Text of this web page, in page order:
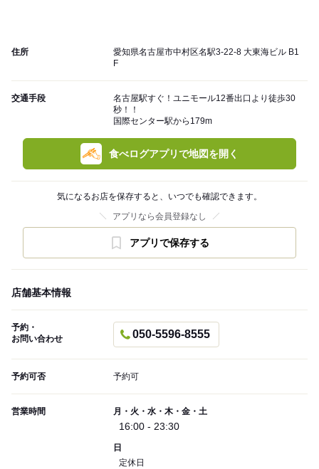
住所
愛知県名古屋市中村区名駅3-22-8 大東海ビル B1
F
交通手段
名古屋駅すぐ！ユニモール12番出口より徒歩30
秒！！
国際センター駅から179m
食べログアプリで地図を開く
気になるお店を保存すると、いつでも確認できます。
アプリなら会員登録なし
アプリで保存する
店舗基本情報
予約・
お問い合わせ
050-5596-8555
予約可否 予約可
営業時間 月・火・水・木・金・土
16:00 - 23:30
日
定休日